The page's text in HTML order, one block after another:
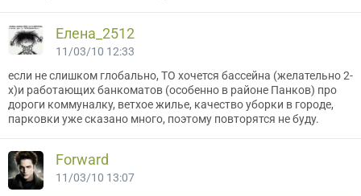
Елена_2512
11/03/10 12:33
если не слишком глобально, ТО хочется бассейна (желательно 2-
х)и работающих банкоматов (особенно в районе Панков) про
дороги коммуналку, ветхое жилье, качество уборки в городе,
парковки уже сказано много, поэтому повторятся не буду.
Forward
11/03/10 13:07